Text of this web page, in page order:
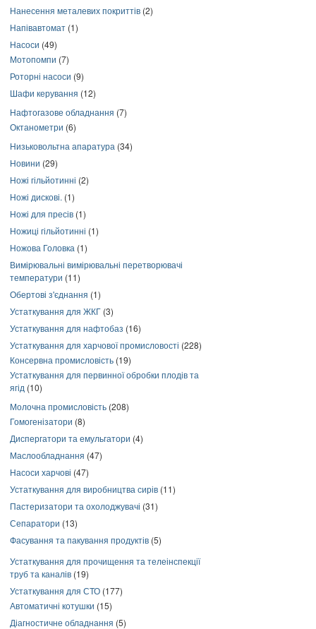
Нанесення металевих покриттів (2)
Напівавтомат (1)
Насоси (49)
Мотопомпи (7)
Роторні насоси (9)
Шафи керування (12)
Нафтогазове обладнання (7)
Октанометри (6)
Низьковольтна апаратура (34)
Новини (29)
Ножі гільйотинні (2)
Ножі дискові. (1)
Ножі для пресів (1)
Ножиці гільйотинні (1)
Ножова Головка (1)
Вимірювальні вимірювальні перетворювачі
температури (11)
Обертові з'єднання (1)
Устаткування для ЖКГ (3)
Устаткування для нафтобаз (16)
Устаткування для харчової промисловості (228)
Консервна промисловість (19)
Устаткування для первинної обробки плодів та
ягід (10)
Молочна промисловість (208)
Гомогенізатори (8)
Диспергатори та емульгатори (4)
Маслообладнання (47)
Насоси харчові (47)
Устаткування для виробництва сирів (11)
Пастеризатори та охолоджувачі (31)
Сепаратори (13)
Фасування та пакування продуктів (5)
Устаткування для прочищення та телеінспекції
труб та каналів (19)
Устаткування для СТО (177)
Автоматичні котушки (15)
Діагностичне обладнання (5)